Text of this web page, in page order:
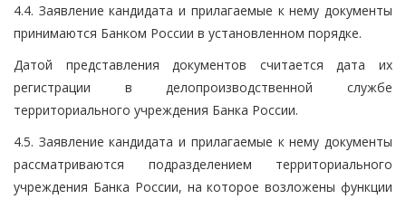
4.4. Заявление кандидата и прилагаемые к нему документы
принимаются Банком России в установленном порядке.
Датой представления документов считается дата их
регистрации в делопроизводственной службе
территориального учреждения Банка России.
4.5. Заявление кандидата и прилагаемые к нему документы
рассматриваются подразделением территориального
учреждения Банка России, на которое возложены функции